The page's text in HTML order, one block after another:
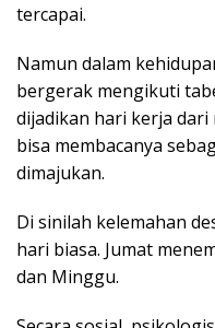
tercapai.
Namun dalam
bergerak mengikuti
dijadikan hari kerja
bisa membacanya
dimajukan.
Di sinilah kelemahan
hari biasa. Jumat
dan Minggu.